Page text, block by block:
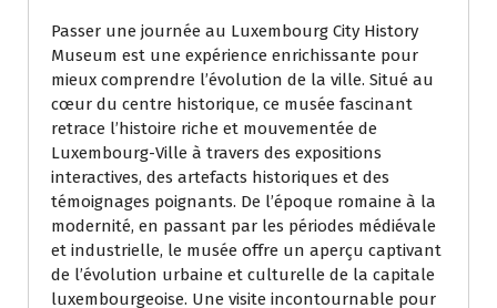
Passer une journée au Luxembourg City History
Museum est une expérience enrichissante pour
mieux comprendre l’évolution de la ville. Situé au
cœur du centre historique, ce musée fascinant
retrace l’histoire riche et mouvementée de
Luxembourg-Ville à travers des expositions
interactives, des artefacts historiques et des
témoignages poignants. De l’époque romaine à la
modernité, en passant par les périodes médiévale
et industrielle, le musée offre un aperçu captivant
de l’évolution urbaine et culturelle de la capitale
luxembourgeoise. Une visite incontournable pour